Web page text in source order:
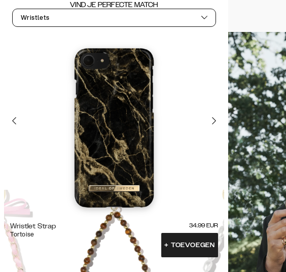
VIND JE PERFECTE MATCH
Wristlets
Wristlet Strap
Tortoise
34.99 EUR
+ TOEVOEGEN